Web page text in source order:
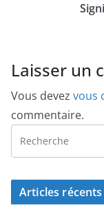
Laisser un
Vous devez vous
commentaire.
Articles récents